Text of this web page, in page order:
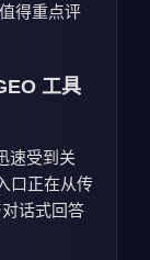
得重点评
工具
速受到关
口正在从传
话式回答